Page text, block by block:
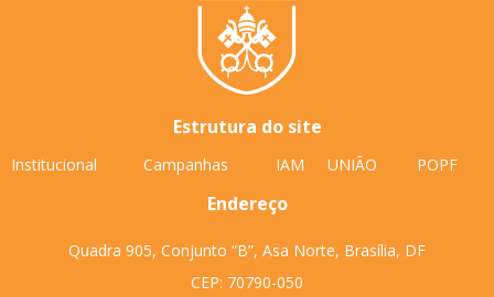
Estrutura do site
Institucional Campanhas IAM UNIÃO POPF
Endereço
Quadra 905, Conjunto “B”, Asa Norte, Brasília, DF
CEP: 70790-050